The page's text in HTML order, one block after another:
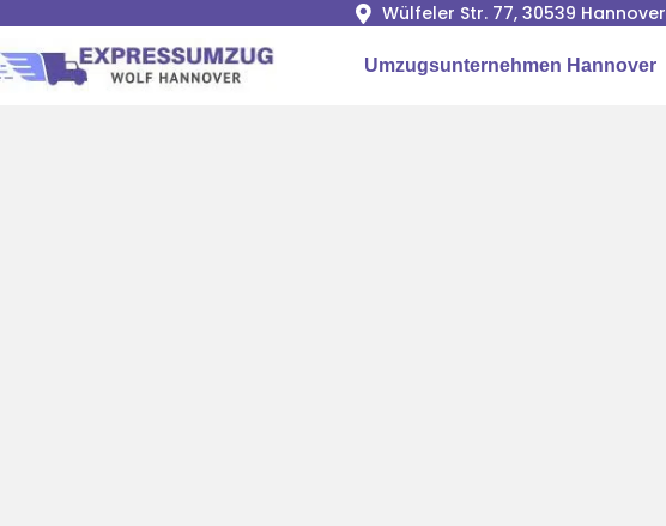
Wülfeler Str. 77, 30539 Hannover
Umzugsunternehmen Hannover